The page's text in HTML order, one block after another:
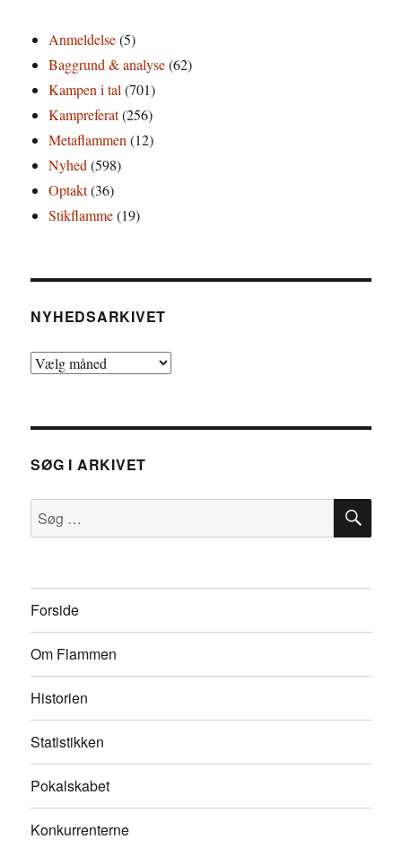
Anmeldelse(5)
Baggrund & analyse(62)
Kampen i tal (701)
Kampreferat(256)
Metaflammen (12)
Nyhed (598)
Optakt(36)
Stikflamme(19)
NYHEDSARKIVET
Nyhedsarkivet
SØG I ARKIVET
Søg
efter:
SØG
Forside
Om Flammen
Historien
Statistikken
Pokalskabet
Konkurrenterne